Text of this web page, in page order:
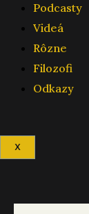
Podcasty
Videá
Rôzne
Filozofi
Odkazy
X